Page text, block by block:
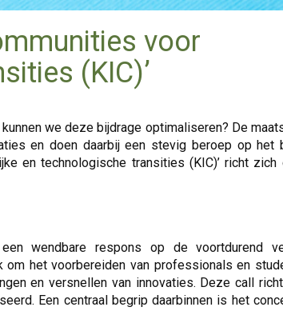
voor
(KIC)’
we deze bijdrage optimaliseren? De
en doen daarbij een stevig beroep op het
en technologische transities (KIC)’ richt
wendbare respons op de voortdurend
het voorbereiden van professionals en
en versnellen van innovaties. Deze call
Een centraal begrip daarbinnen is het